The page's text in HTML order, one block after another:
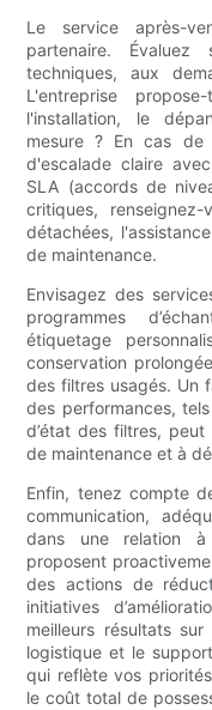
Le service après-
partenaire.
techniques, aux
L'entreprise
l'installation, le
mesure ? En cas de
d'escalade claire
SLA (accords de
critiques,
détachées,
de maintenance.
Envisagez des
programmes
étiquetage
conservation
des filtres usagés. Un
des performances,
d’état des filtres,
de maintenance et à
Enfin, tenez compte
communication,
dans une relation
proposent
des actions de
initiatives
meilleurs résultats
logistique et le
qui reflète vos
le coût total de